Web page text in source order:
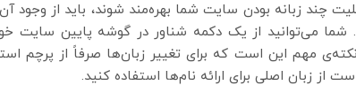
چند زبانه بودن سایت شما بهره‌مند شوند، باید از وجود
شما می‌توانید از یک دکمه شناور در گوشه پایین سایت
مهم این است که برای تغییر زبان‌ها صرفاً از پرچم
از زبان اصلی برای ارائه نام‌ها استفاده کنید.